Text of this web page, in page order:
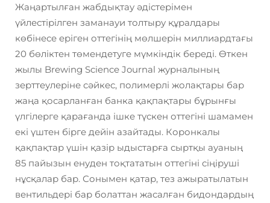
Жаңартылған жабдықтау әдістерімен
үйлестірілген заманауи толтыру құралдары
көбінесе еріген оттегінің мөлшерін миллиардтағы
20 бөліктен төмендетуге мүмкіндік береді. Өткен
жылы Brewing Science Journal журналының
зерттеулеріне сәйкес, полимерлі жолақтары бар
жаңа қосарланған банка қақпақтары бұрынғы
үлгілерге қарағанда ішке түскен оттегіні шамамен
екі үштен бірге дейін азайтады. Коронкалы
қақпақтар үшін қазір ыдыстарға сыртқы ауаның
85 пайызын енуден тоқтататын оттегіні сіңіруші
нұсқалар бар. Сонымен қатар, тез ажыратылатын
вентильдері бар болаттан жасалған бидондардың